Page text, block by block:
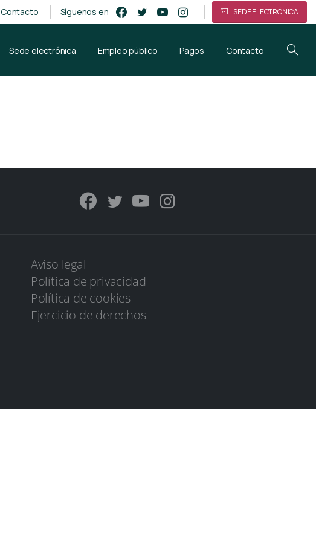
Contacto Síguenos en SEDE ELECTRÓNICA
Sede electrónica Empleo público Pagos Contacto
Aviso legal
Política de privacidad
Política de cookies
Ejercicio de derechos